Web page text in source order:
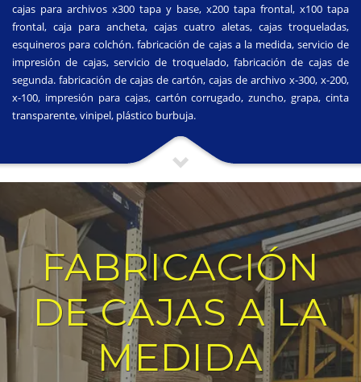
cajas para archivos x300 tapa y base, x200 tapa frontal, x100 tapa
frontal, caja para ancheta, cajas cuatro aletas, cajas troqueladas,
esquineros para colchón. fabricación de cajas a la medida, servicio de
impresión de cajas, servicio de troquelado, fabricación de cajas de
segunda. fabricación de cajas de cartón, cajas de archivo x-300, x-200,
x-100, impresión para cajas, cartón corrugado, zuncho, grapa, cinta
transparente, vinipel, plástico burbuja.
FABRICACIÓN
DE CAJAS A LA
MEDIDA